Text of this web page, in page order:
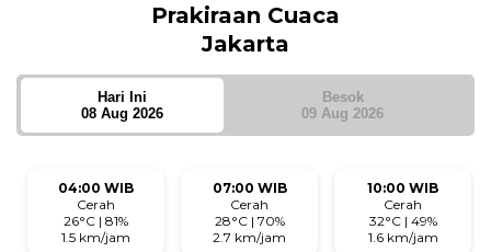
Prakiraan Cuaca
Jakarta
Hari Ini
08 Aug 2026
Besok
09 Aug 2026
04:00 WIB
Cerah
26°C | 81%
1.5 km/jam
07:00 WIB
Cerah
28°C | 70%
2.7 km/jam
10:00 WIB
Cerah
32°C | 49%
1.6 km/jam